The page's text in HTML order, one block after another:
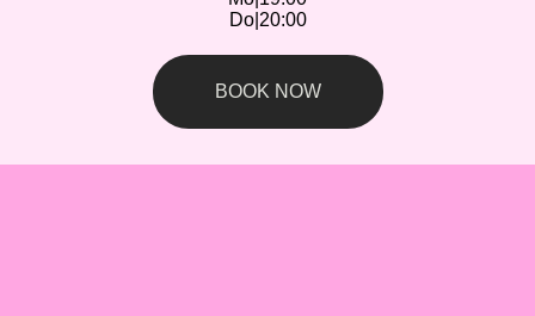
Do| 20:00
BOOK NOW